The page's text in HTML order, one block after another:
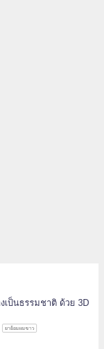
ป็นธรรมชาติ ด้วย 3D
ยาย้อมผมขาว